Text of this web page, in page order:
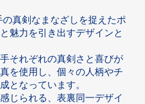
真剣なまなざしを捉えたポ
魅力を引き出すデザインと
それぞれの真剣さと喜びが
を使用し、個々の人柄やチ
となっています。
じられる、表裏同一デザイ